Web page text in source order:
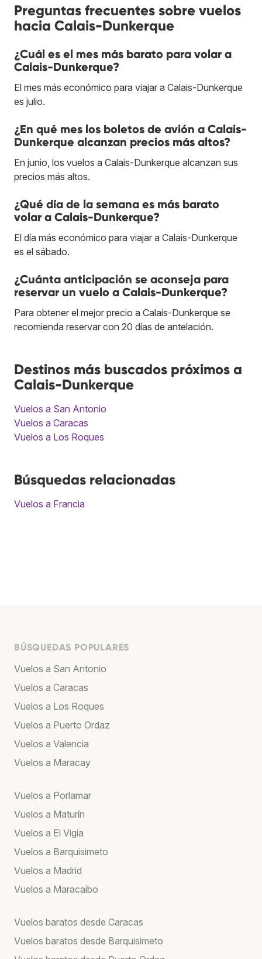
Preguntas frecuentes sobre vuelos
hacia Calais-Dunkerque
¿Cuál es el mes más barato para volar a
Calais-Dunkerque?
El mes más económico para viajar a Calais-Dunkerque
es julio.
¿En qué mes los boletos de avión a Calais-
Dunkerque alcanzan precios más altos?
En junio, los vuelos a Calais-Dunkerque alcanzan sus
precios más altos.
¿Qué día de la semana es más barato
volar a Calais-Dunkerque?
El día más económico para viajar a Calais-Dunkerque
es el sábado.
¿Cuánta anticipación se aconseja para
reservar un vuelo a Calais-Dunkerque?
Para obtener el mejor precio a Calais-Dunkerque se
recomienda reservar con 20 días de antelación.
Destinos más buscados próximos a
Calais-Dunkerque
Vuelos a San Antonio
Vuelos a Caracas
Vuelos a Los Roques
Búsquedas relacionadas
Vuelos a Francia
BÚSQUEDAS POPULARES
Vuelos a San Antonio
Vuelos a Caracas
Vuelos a Los Roques
Vuelos a Puerto Ordaz
Vuelos a Valencia
Vuelos a Maracay
Vuelos a Porlamar
Vuelos a Maturín
Vuelos a El Vigía
Vuelos a Barquisimeto
Vuelos a Madrid
Vuelos a Maracaibo
Vuelos baratos desde Caracas
Vuelos baratos desde Barquisimeto